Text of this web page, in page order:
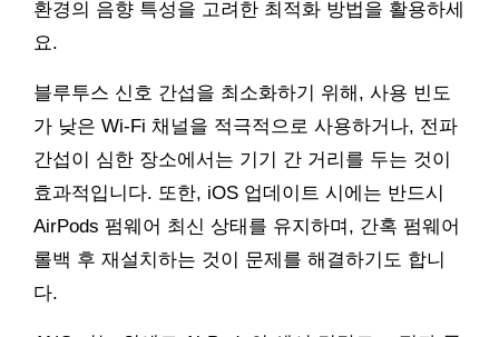
환경의 음향 특성을 고려한 최적화 방법을 활용하세
요.
블루투스 신호 간섭을 최소화하기 위해, 사용 빈도
가 낮은 Wi-Fi 채널을 적극적으로 사용하거나, 전파
간섭이 심한 장소에서는 기기 간 거리를 두는 것이
효과적입니다. 또한, iOS 업데이트 시에는 반드시
AirPods 펌웨어 최신 상태를 유지하며, 간혹 펌웨어
롤백 후 재설치하는 것이 문제를 해결하기도 합니
다.